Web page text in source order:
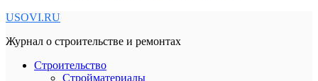
USOVI.RU
Журнал о строительстве и ремонтах
Строительство
Стройматериалы